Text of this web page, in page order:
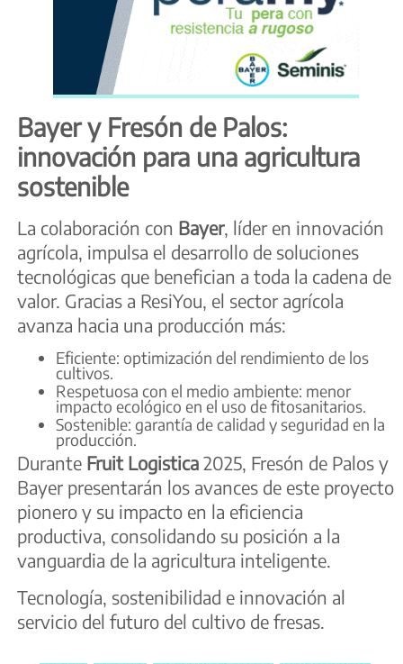
Bayer y Fresón de Palos:
innovación para una agricultura
sostenible
La colaboración con Bayer, líder en innovación
agrícola, impulsa el desarrollo de soluciones
tecnológicas que benefician a toda la cadena de
valor. Gracias a ResiYou, el sector agrícola
avanza hacia una producción más:
Eficiente: optimización del rendimiento de los
cultivos.
Respetuosa con el medio ambiente: menor
impacto ecológico en el uso de fitosanitarios.
Sostenible: garantía de calidad y seguridad en la
producción.
Durante Fruit Logistica 2025, Fresón de Palos y
Bayer presentarán los avances de este proyecto
pionero y su impacto en la eficiencia
productiva, consolidando su posición a la
vanguardia de la agricultura inteligente.
Tecnología, sostenibilidad e innovación al
servicio del futuro del cultivo de fresas.